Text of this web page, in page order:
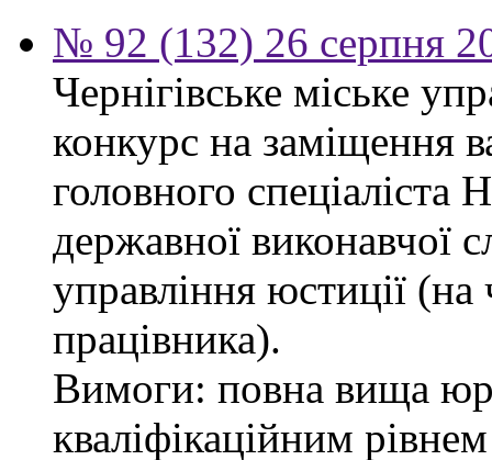
№ 92 (132) 26 серпня
Чернігівське міське
конкурс на заміщення
головного спеціаліста
державної виконавчої
управління юстиції (на
працівника).
Вимоги: повна вища
кваліфікаційним